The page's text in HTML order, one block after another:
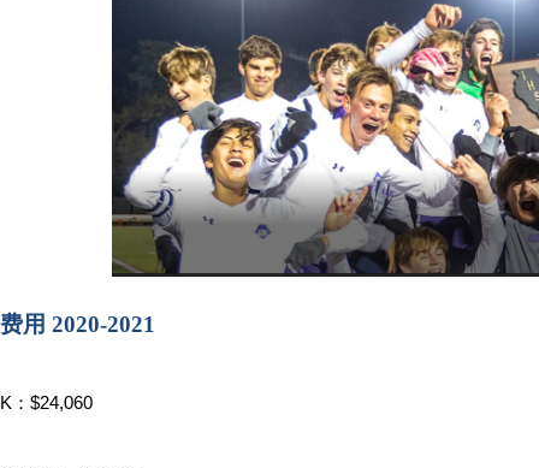
费用 2020-2021
K：$24,060